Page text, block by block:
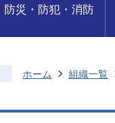
防災・防犯・消防
ホーム 組織一覧